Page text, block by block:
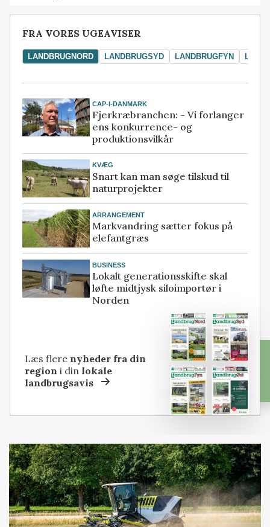
FRA VORES UGEAVISER
LANDBRUGNORD LANDBRUGSYD LANDBRUGFYN
CAP-I-DANMARK
Fjerkræbranchen: - Vi forlanger
ens konkurrence- og
produktionsvilkår
KVÆG
Snart kan man søge tilskud til
naturprojekter
ARRANGEMENT
Markvandring sætter fokus på
elefantgræs
BUSINESS
Lokalt generationsskifte skal
løfte midtjysk siloimportør i
Norden
Læs flere nyheder fra din
region i dinlokale
landbrugsavis